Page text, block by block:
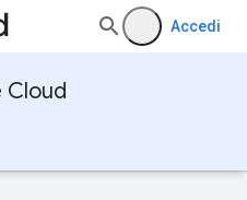
Accedi
Cloud